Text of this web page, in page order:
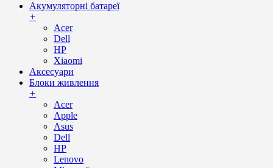
Акумуляторні батареї
+
Acer
Dell
HP
Xiaomi
Аксесуари
Блоки живлення
+
Acer
Apple
Asus
Dell
HP
Lenovo